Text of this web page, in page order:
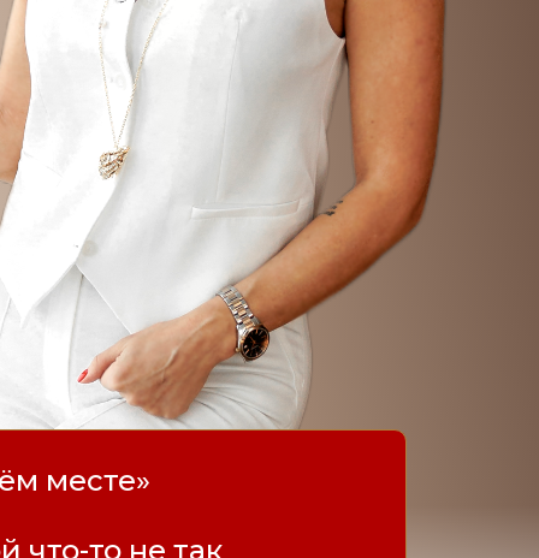
месте»
что-то не так